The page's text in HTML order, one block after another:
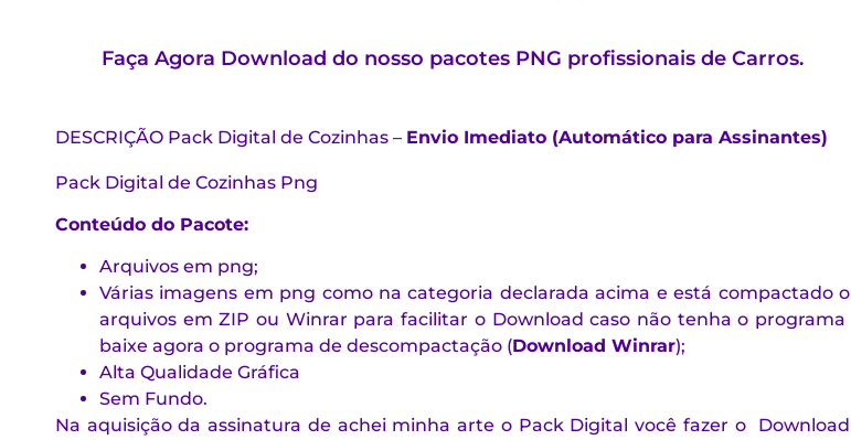
Faça Agora Download do nosso pacotes PNG profissionais de Carros.
DESCRIÇÃO Pack Digital de Cozinhas – Envio Imediato (Automático para Assinantes)
Pack Digital de Cozinhas Png
Conteúdo do Pacote:
Arquivos em png;
Várias imagens em png como na categoria declarada acima e está compactado o
arquivos em ZIP ou Winrar para facilitar o Download caso não tenha o programa
baixe agora o programa de descompactação (Download Winrar);
Alta Qualidade Gráfica
Sem Fundo.
Na aquisição da assinatura de achei minha arte o Pack Digital você fazer o Download